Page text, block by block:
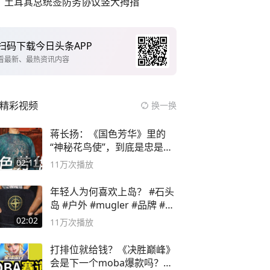
码下载今日头条APP
最新、最热资讯内容
精彩视频 换一换
02:11
蒋长扬：《国色芳华》里的
“神秘花鸟使”，到底是忠是
奸？
11万次播放
02:02
年轻人为何喜欢上岛？ #石头
岛 #户外 #mugler #品牌 #足
球流氓
11万次播放
打排位就给钱？《决胜巅峰》
会是下一个moba爆款吗？#